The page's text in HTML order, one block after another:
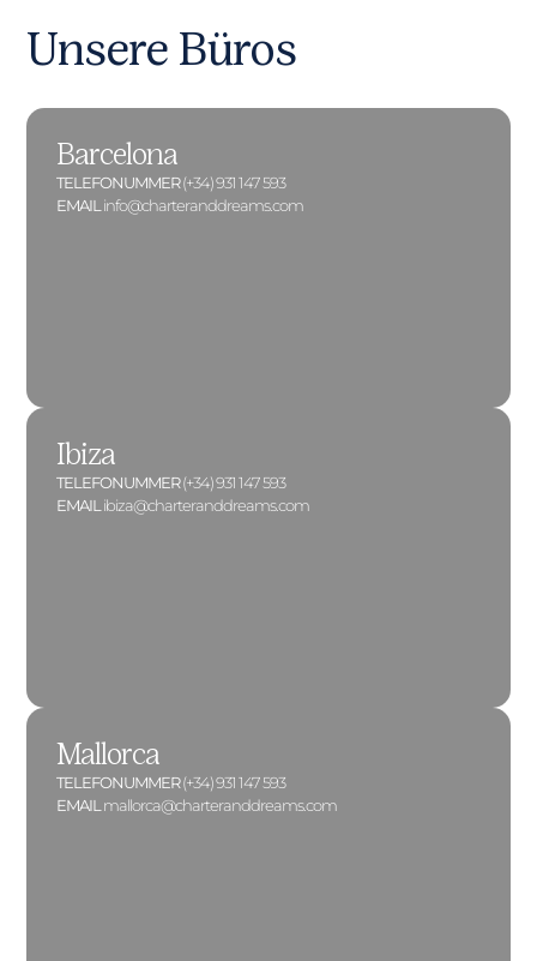
Unsere Büros
Barcelona
TELEFONUMMER(+34) 931 147 593
EMAIL info@charteranddreams.com
Ibiza
TELEFONUMMER(+34) 931 147 593
EMAIL ibiza@charteranddreams.com
Mallorca
TELEFONUMMER(+34) 931 147 593
EMAIL mallorca@charteranddreams.com